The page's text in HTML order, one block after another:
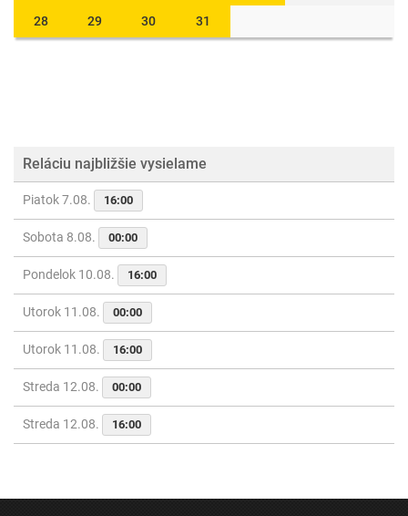
28 29 30 31
Reláciu najbližšie vysielame
Piatok 7.08. 16:00
Sobota 8.08. 00:00
Pondelok 10.08. 16:00
Utorok 11.08. 00:00
Utorok 11.08. 16:00
Streda 12.08. 00:00
Streda 12.08. 16:00